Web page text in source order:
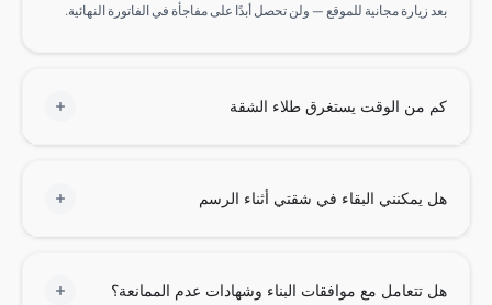
زيارة مجانية للموقع — ولن تحصل أبدًا على مفاجأة في الفاتورة النهائية.
من الوقت يستغرق طلاء الشقة
البقاء في شقتي أثناء الرسم
مع موافقات البناء وشهادات عدم الممانعة؟